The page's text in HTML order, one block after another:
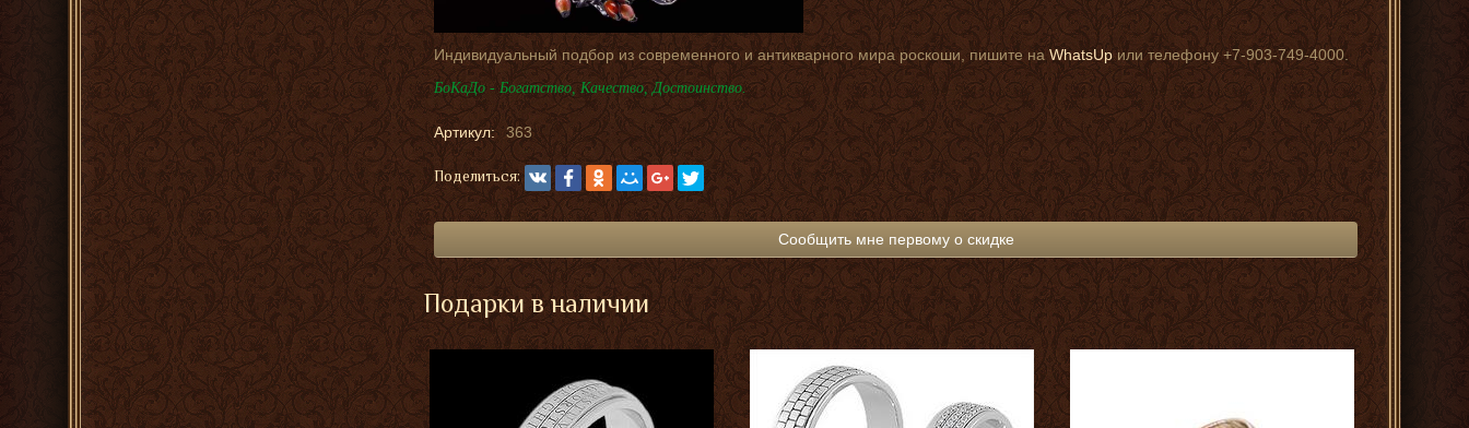
Индивидуальный подбор из современного и антикварного мира роскоши, пишите наWhatsUpили телефону +7-903-749-4000.
БоКаДо - Богатство, Качество, Достоинство.
Артикул: 363
Поделиться:
Сообщить мне первому о скидке
Подарки в наличии